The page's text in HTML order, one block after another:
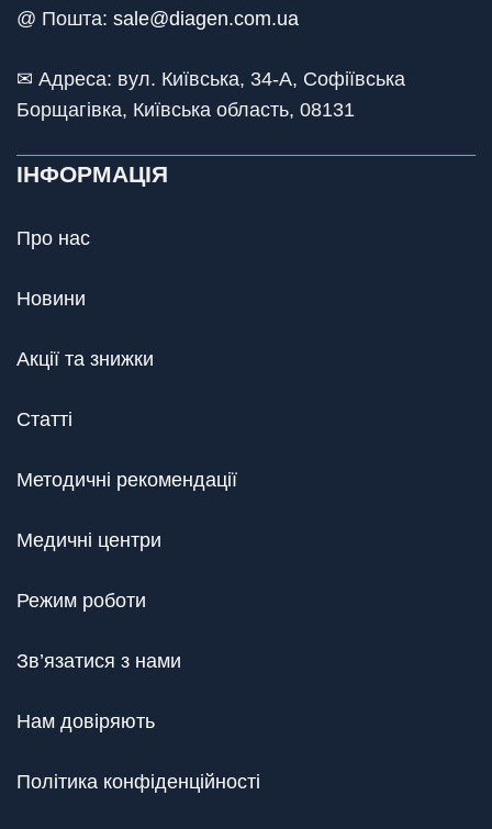
@ Пошта: sale@diagen.com.ua
✉ Адреса: вул. Київська, 34-А, Софіївська
Борщагівка, Київська область, 08131
ІНФОРМАЦІЯ
Про нас
Новини
Акції та знижки
Статті
Методичні рекомендації
Медичні центри
Режим роботи
Зв’язатися з нами
Нам довіряють
Політика конфіденційності